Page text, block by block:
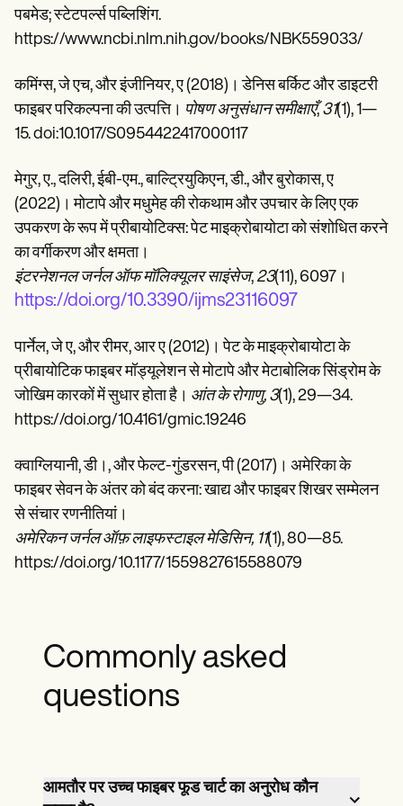
पबमेड; स्टेटपर्ल्स पब्लिशिंग.
https://www.ncbi.nlm.nih.gov/books/NBK559033/
कमिंग्स, जे एच, और इंजीनियर, ए (2018)। डेनिस बर्किट और डाइटरी
फाइबर परिकल्पना की उत्पत्ति। पोषण अनुसंधान समीक्षाएँ, 31(1), 1—
15. doi:10.1017/S0954422417000117
मेगुर, ए., दलिरी, ईबी-एम., बाल्ट्रियुकिएन, डी., और बुरोकास, ए
(2022)। मोटापे और मधुमेह की रोकथाम और उपचार के लिए एक
उपकरण के रूप में प्रीबायोटिक्स: पेट माइक्रोबायोटा को संशोधित करने
का वर्गीकरण और क्षमता।
इंटरनेशनल जर्नल ऑफ मॉलिक्यूलर साइंसेज, 23(11), 6097।
https://doi.org/10.3390/ijms23116097
पार्नेल, जे ए, और रीमर, आर ए (2012)। पेट के माइक्रोबायोटा के
प्रीबायोटिक फाइबर मॉड्यूलेशन से मोटापे और मेटाबोलिक सिंड्रोम के
जोखिम कारकों में सुधार होता है। आंत के रोगाणु, 3(1), 29—34.
https://doi.org/10.4161/gmic.19246
क्वाग्लियानी, डी।, और फेल्ट-गुंडरसन, पी (2017)। अमेरिका के
फाइबर सेवन के अंतर को बंद करना: खाद्य और फाइबर शिखर सम्मेलन
से संचार रणनीतियां।
अमेरिकन जर्नल ऑफ़ लाइफस्टाइल मेडिसिन, 11(1), 80—85.
https://doi.org/10.1177/1559827615588079
Commonly asked
questions
आमतौर पर उच्च फाइबर फूड चार्ट का अनुरोध कौन